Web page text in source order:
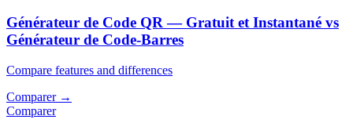
Générateur de Code QR — Gratuit et Instantané vs
Générateur de Code-Barres
Compare features and differences
Comparer→
Comparer